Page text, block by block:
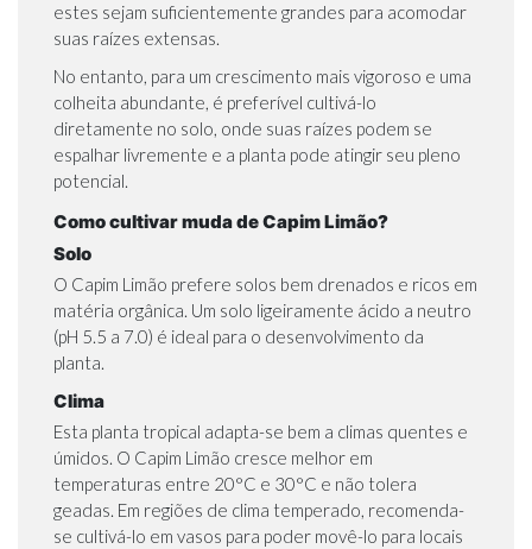
estes sejam suficientemente grandes para acomodar
suas raízes extensas.
No entanto, para um crescimento mais vigoroso e uma
colheita abundante, é preferível cultivá-lo
diretamente no solo, onde suas raízes podem se
espalhar livremente e a planta pode atingir seu pleno
potencial.
Como cultivar muda de Capim Limão?
Solo
O Capim Limão prefere solos bem drenados e ricos em
matéria orgânica. Um solo ligeiramente ácido a neutro
(pH 5.5 a 7.0) é ideal para o desenvolvimento da
planta.
Clima
Esta planta tropical adapta-se bem a climas quentes e
úmidos. O Capim Limão cresce melhor em
temperaturas entre 20°C e 30°C e não tolera
geadas. Em regiões de clima temperado, recomenda-
se cultivá-lo em vasos para poder movê-lo para locais